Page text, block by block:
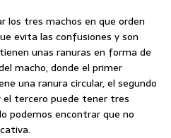
los tres machos en que orden
evita las confusiones y son
unas ranuras en forma de
macho, donde el primer
una ranura circular, el segundo
el tercero puede tener tres
podemos encontrar que no